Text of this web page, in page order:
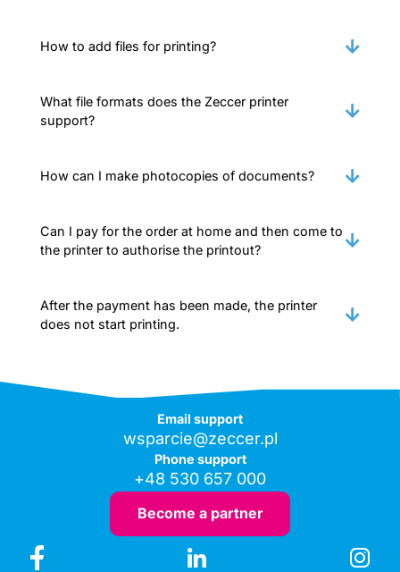
How to add files for printing?
What file formats does the Zeccer printer
support?
How can I make photocopies of documents?
Can I pay for the order at home and then come to
the printer to authorise the printout?
After the payment has been made, the printer
does not start printing.
Email support
wsparcie@zeccer.pl
Phone support
+48 530 657 000
Become a partner